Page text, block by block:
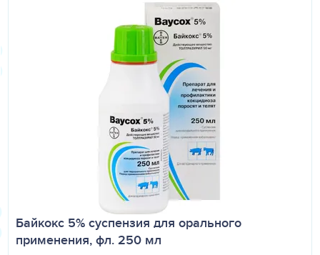
Байкокс 5% суспензия для орального
применения, фл. 250 мл